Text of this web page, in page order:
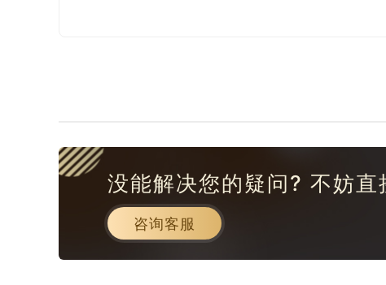
没能解决您的疑问? 不妨直
咨询客服